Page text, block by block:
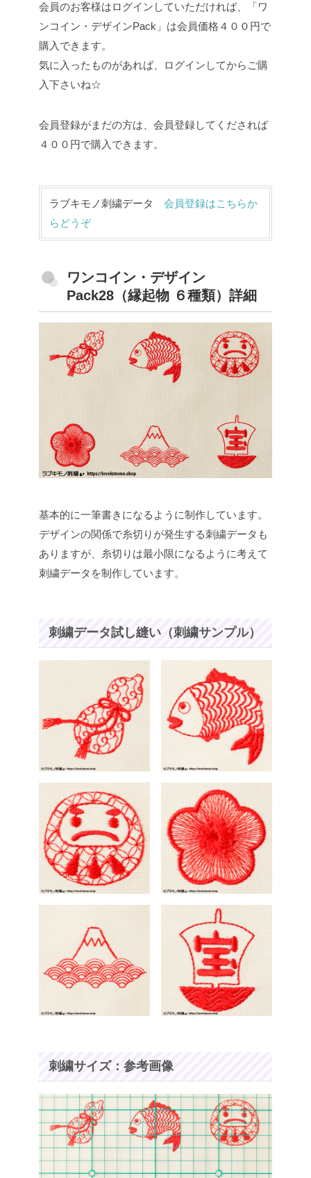
会員のお客様はログインしていただければ、「ワ
ンコイン・デザインPack」は会員価格４００円で
購入できます。
気に入ったものがあれば、ログインしてからご購
入下さいね☆
会員登録がまだの方は、会員登録してくだされば
４００円で購入できます。
ラブキモノ刺繍データ会員登録はこちらか
らどうぞ
ワンコイン・デザイン
Pack28（縁起物 ６種類）詳細
基本的に一筆書きになるように制作しています。
デザインの関係で糸切りが発生する刺繍データも
ありますが、糸切りは最小限になるように考えて
刺繍データを制作しています。
刺繍データ試し縫い（刺繍サンプル）
刺繍サイズ：参考画像